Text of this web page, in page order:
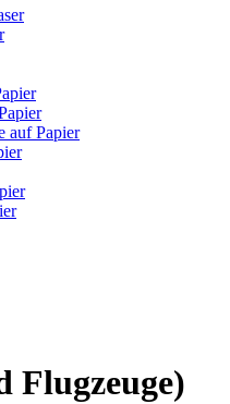
auf Papier
Flugzeuge)